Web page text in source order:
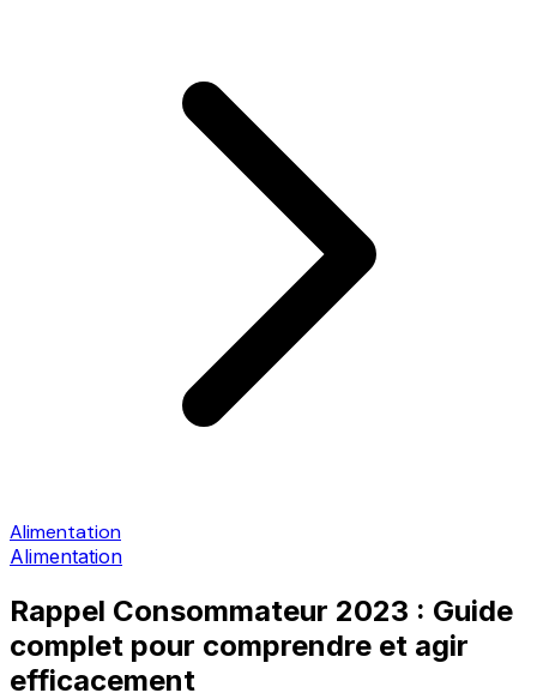
Alimentation
Alimentation
Rappel Consommateur 2023 : Guide
complet pour comprendre et agir
efficacement